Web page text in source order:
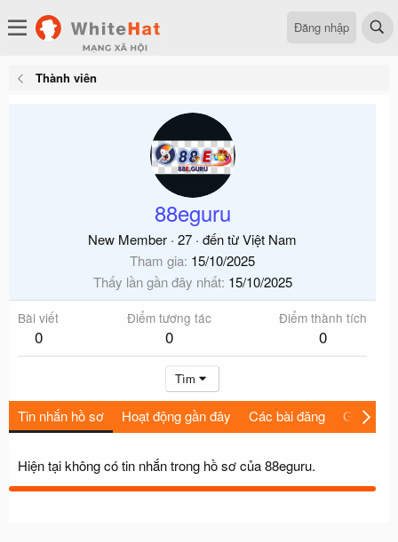
Đăng nhập
Thành viên
88eguru
New Member · 27 · đến từViệt Nam
Tham gia 15/10/2025
Thấy lần gần đây nhất 15/10/2025
Bài viết
0
Điểm tương tác
0
Điểm thành tích
0
Tìm
Tin nhắn hồ sơ Hoạt động gần đây Các bài đăng Giới thiệu
Hiện tại không có tin nhắn trong hồ sơ của 88eguru.